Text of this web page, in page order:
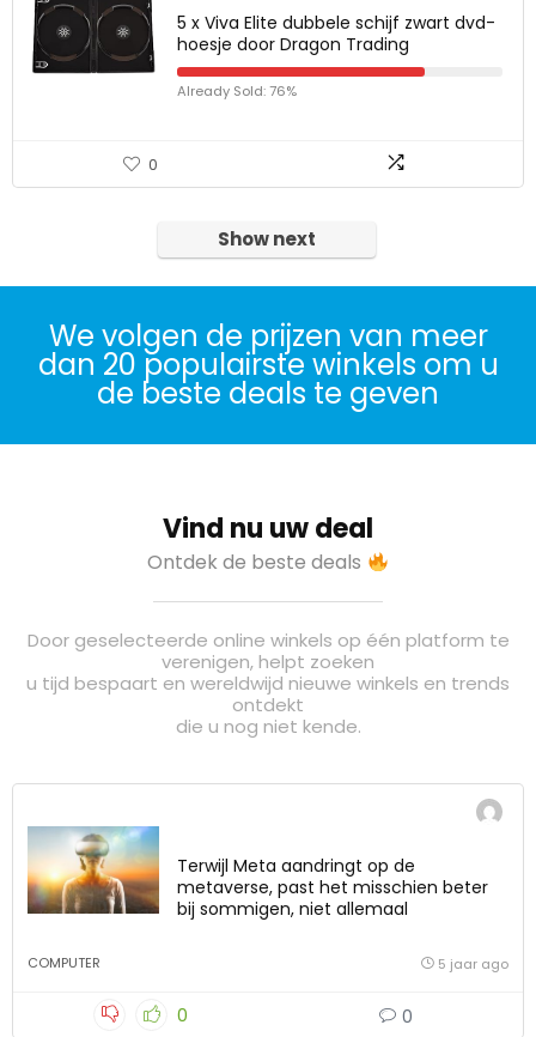
5 x Viva Elite dubbele schijf zwart dvd-
hoesje door Dragon Trading
Already Sold: 76%
0
Show next
We volgen de prijzen van meer
dan 20 populairste winkels om u
de beste deals te geven
Vind nu uw deal
Ontdek de beste deals
Door geselecteerde online winkels op één platform te
verenigen, helpt zoeken
u tijd bespaart en wereldwijd nieuwe winkels en trends
ontdekt
die u nog niet kende.
Terwijl Meta aandringt op de
metaverse, past het misschien beter
bij sommigen, niet allemaal
COMPUTER 5 jaar ago
0 0